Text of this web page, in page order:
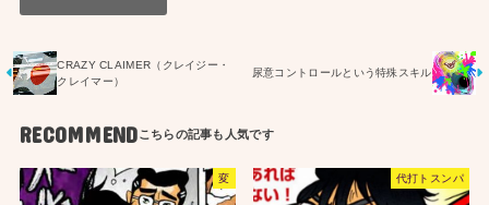
CRAZY CLAIMER（クレイジー・
クレイマー）
尿意コントロールという特殊スキル
RECOMMEND
変 代打トスンパ